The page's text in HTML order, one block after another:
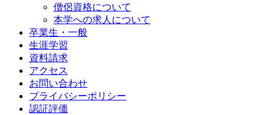
僧侶資格について
本学への求人について
卒業生・一般
生涯学習
資料請求
アクセス
お問い合わせ
プライバシーポリシー
認証評価